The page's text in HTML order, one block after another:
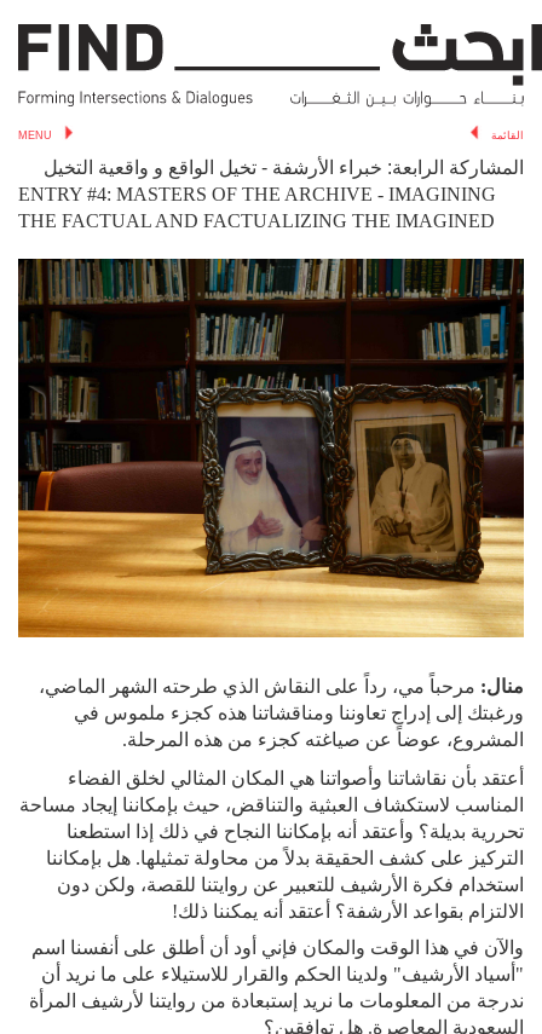
القائمة MENU
المشاركة الرابعة: خبراء الأرشفة - تخيل الواقع و واقعية التخيل
ENTRY #4: MASTERS OF THE ARCHIVE - IMAGINING
THE FACTUAL AND FACTUALIZING THE IMAGINED
منال: مرحباً مي، رداً على النقاش الذي طرحته الشهر الماضي،
ورغبتك إلى إدراج تعاوننا ومناقشاتنا هذه كجزء ملموس في
المشروع، عوضاً عن صياغته كجزء من هذه المرحلة.
أعتقد بأن نقاشاتنا وأصواتنا هي المكان المثالي لخلق الفضاء
المناسب لاستكشاف العبثية والتناقض، حيث بإمكاننا إيجاد مساحة
تحررية بديلة؟ وأعتقد أنه بإمكاننا النجاح في ذلك إذا استطعنا
التركيز على كشف الحقيقة بدلاً من محاولة تمثيلها. هل بإمكاننا
استخدام فكرة الأرشيف للتعبير عن روايتنا للقصة، ولكن دون
الالتزام بقواعد الأرشفة؟ أعتقد أنه يمكننا ذلك!
والآن في هذا الوقت والمكان فإني أود أن أطلق على أنفسنا اسم
"أسياد الأرشيف" ولدينا الحكم والقرار للاستيلاء على ما نريد أن
ندرجة من المعلومات ما نريد إستبعادة من روايتنا لأرشيف المرأة
السعودية المعاصرة. هل توافقين؟